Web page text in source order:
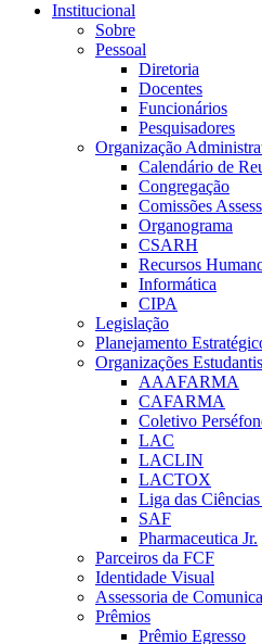
Institucional
Sobre
Pessoal
Diretoria
Docentes
Funcionários
Pesquisadores
Organização
Calendário de
Congregação
Comissões
Organograma
CSARH
Recursos
Informática
CIPA
Legislação
Planejamento
Organizações Estudantis
AAAFARMA
CAFARMA
Coletivo
LAC
LACLIN
LACTOX
Liga das
SAF
Pharmaceutica Jr.
Parceiros da FCF
Identidade Visual
Assessoria de
Prêmios
Prêmio Egresso